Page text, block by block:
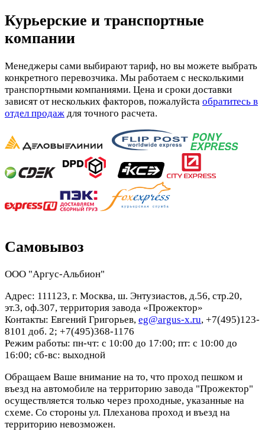
Курьерские и транспортные
компании
Менеджеры сами выбирают тариф, но вы можете выбрать
конкретного перевозчика. Мы работаем с несколькими
транспортными компаниями. Цена и сроки доставки
зависят от нескольких факторов, пожалуйста обратитесь в
отдел продаж для точного расчета.
Самовывоз
ООО "Аргус-Альбион"
Адрес: 111123, г. Москва, ш. Энтузиастов, д.56, стр.20,
эт.3, оф.307, территория завода «Прожектор»
Контакты: Евгений Григорьев, eg@argus-x.ru, +7(495)123-
8101 доб. 2; +7(495)368-1176
Режим работы: пн-чт: с 10:00 до 17:00; пт: с 10:00 до
16:00; сб-вс: выходной
Обращаем Ваше внимание на то, что проход пешком и
въезд на автомобиле на территорию завода "Прожектор"
осуществляется только через проходные, указанные на
схеме. Со стороны ул. Плеханова проход и въезд на
территорию невозможен.